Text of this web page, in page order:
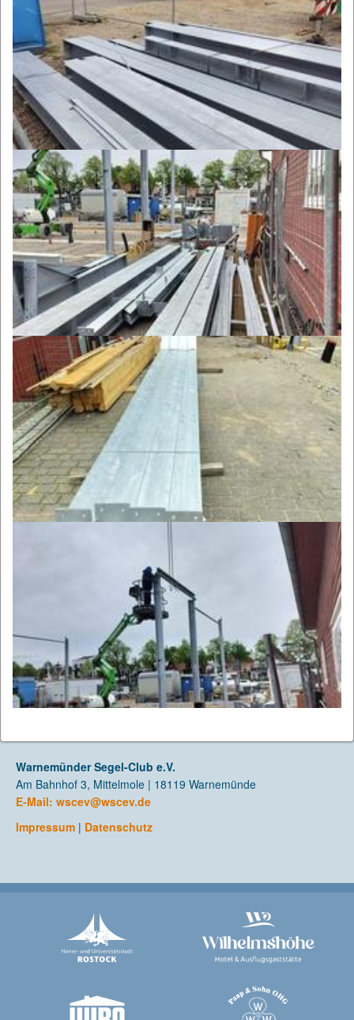
Warnemünder Segel-Club e.V.
Am Bahnhof 3, Mittelmole | 18119 Warnemünde
E-Mail: wscev@wscev.de
Impressum | Datenschutz